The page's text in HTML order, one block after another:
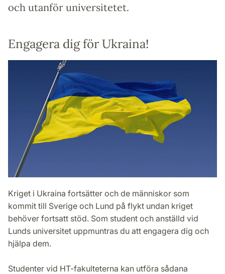
och utanför universitetet.
Engagera dig för Ukraina!
Kriget i Ukraina fortsätter och de människor som
kommit till Sverige och Lund på flykt undan kriget
behöver fortsatt stöd. Som student och anställd vid
Lunds universitet uppmuntras du att engagera dig och
hjälpa dem.
Studenter vid HT-fakulteterna kan utföra sådana